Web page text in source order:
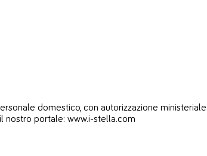
domestico, con autorizzazione
nostro portale: www.i-stella.com